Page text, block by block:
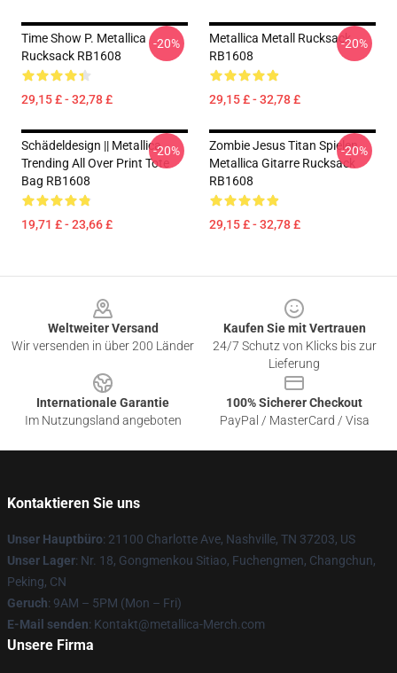
Time Show P. Metallica
Rucksack RB1608
29,15 £ - 32,78 £
-20%
Metallica Metall Rucksack
RB1608
29,15 £ - 32,78 £
-20%
Schädeldesign || Metallica
Trending All Over Print Tote
Bag RB1608
19,71 £ - 23,66 £
-20%
Zombie Jesus Titan Spielen
Metallica Gitarre Rucksack
RB1608
29,15 £ - 32,78 £
-20%
Weltweiter Versand
Wir versenden in über 200 Länder
Kaufen Sie mit Vertrauen
24/7 Schutz von Klicks bis zur
Lieferung
Internationale Garantie
Im Nutzungsland angeboten
100% Sicherer Checkout
PayPal / MasterCard / Visa
Kontaktieren Sie uns
Unser Hauptbüro: 21100 Charlotte Ave, Nashville, TN 37203, US
Unser Lager: Nr. 18, Gongmenkou Sitiao, Fuchengmen, Changchun,
Peking, CN
Geruch: 9AM – 5PM (Mon – Fri)
E-Mail senden: Kontakt@metallica-Merch.com
Unsere Firma